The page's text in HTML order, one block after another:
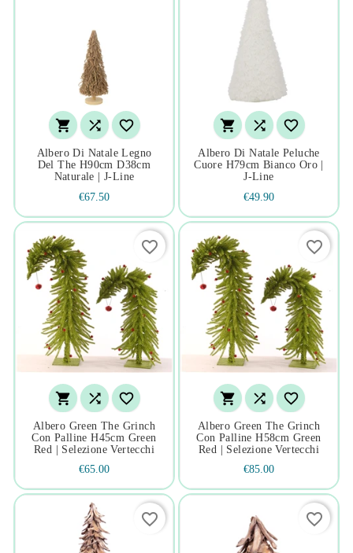
  
Albero Di Natale Legno
Del The H90cm D38cm
Naturale | J-Line
€67.50
  
Albero Di Natale Peluche
Cuore H79cm Bianco Oro |
J-Line
€49.90
  
Albero Green The Grinch
Con Palline H45cm Green
Red | Selezione Vertecchi
€65.00
favorite_border
  
Albero Green The Grinch
Con Palline H58cm Green
Red | Selezione Vertecchi
€85.00
favorite_border
favorite_border favorite_border